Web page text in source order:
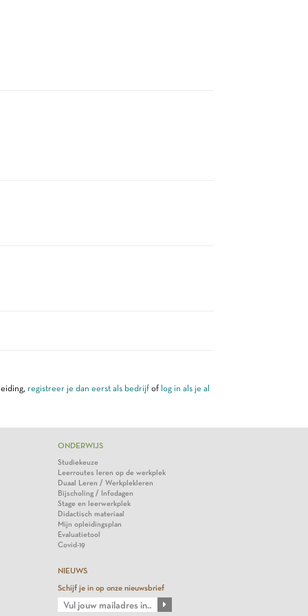
registreer je dan eerst als bedrijfof log in als je al
ONDERWIJS
Studiekeuze
Leerroutes leren op de werkplek
Duaal Leren / Werkplekleren
Bijscholing / Infodagen
Stage en leerwerkplek
Didactisch materiaal
Mijn opleidingsplan
Evaluatietool
Covid-19
NIEUWS
Schijf je in op onze nieuwsbrief